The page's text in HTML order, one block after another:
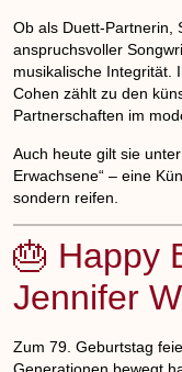
Ob als Duett-Partnerin,
anspruchsvoller
musikalische Integrität.
Cohen zählt zu den
Partnerschaften im
Auch heute gilt sie
Erwachsene“ – eine
sondern reifen.
🎂 Happy
Jennifer
Zum 79. Geburtstag